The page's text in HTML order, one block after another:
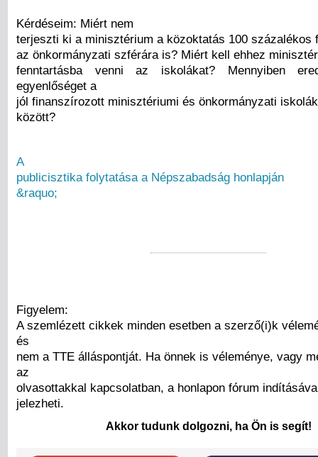
Kérdéseim: Miért nem
terjeszti ki a minisztérium a közoktatás 100 százalékos
az önkormányzati szférára is? Miért kell ehhez
fenntartásba venni az iskolákat? Mennyiben
egyenlőséget a
jól finanszírozott minisztériumi és önkormányzati iskolák
között?
A
publicisztika folytatása a Népszabadság honlapján
&raquo;
Figyelem:
A szemlézett cikkek minden esetben a szerző(i)k
és
nem a TTE álláspontját. Ha önnek is véleménye, vagy
az
olvasottakkal kapcsolatban, a honlapon fórum
jelezheti.
Akkor tudunk dolgozni, ha Ön is segít!